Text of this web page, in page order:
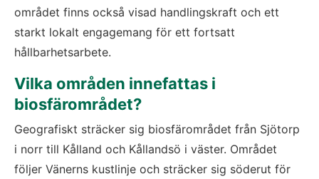
området finns också visad handlingskraft och ett
starkt lokalt engagemang för ett fortsatt
hållbarhetsarbete.
Vilka områden innefattas i
biosfärområdet?
Geografiskt sträcker sig biosfärområdet från Sjötorp
i norr till Kålland och Kållandsö i väster. Området
följer Vänerns kustlinje och sträcker sig söderut för